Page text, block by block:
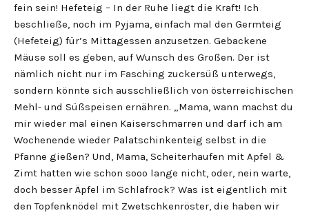
fein sein! Hefeteig – In der Ruhe liegt die Kraft! Ich
beschließe, noch im Pyjama, einfach mal den Germteig
(Hefeteig) für’s Mittagessen anzusetzen. Gebackene
Mäuse soll es geben, auf Wunsch des Großen. Der ist
nämlich nicht nur im Fasching zuckersüß unterwegs,
sondern könnte sich ausschließlich von österreichischen
Mehl- und Süßspeisen ernähren. „Mama, wann machst du
mir wieder mal einen Kaiserschmarren und darf ich am
Wochenende wieder Palatschinkenteig selbst in die
Pfanne gießen? Und, Mama, Scheiterhaufen mit Apfel &
Zimt hatten wie schon sooo lange nicht, oder, nein warte,
doch besser Äpfel im Schlafrock? Was ist eigentlich mit
den Topfenknödel mit Zwetschkenröster, die haben wir